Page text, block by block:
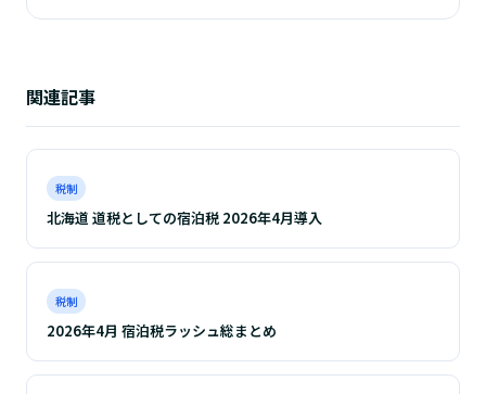
関連記事
税制
北海道 道税としての宿泊税 2026年4月導入
税制
2026年4月 宿泊税ラッシュ総まとめ